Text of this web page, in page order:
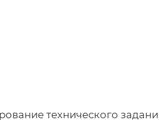
технического